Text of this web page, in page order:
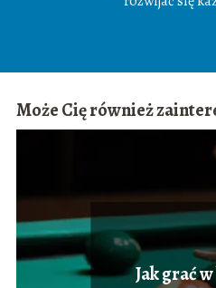
Może Cię również
Jak grać